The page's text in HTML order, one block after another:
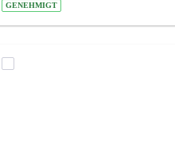
GENEHMIGT